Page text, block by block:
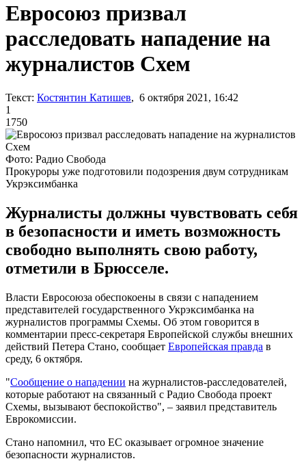
Евросоюз призвал
расследовать нападение на
журналистов Схем
Текст: Костянтин Катишев, 6 октября 2021, 16:42
1
1750
Фото: Радио Свобода
Прокуроры уже подготовили подозрения двум сотрудникам
Укрэксимбанка
Журналисты должны чувствовать себя
в безопасности и иметь возможность
свободно выполнять свою работу,
отметили в Брюсселе.
Власти Евросоюза обеспокоены в связи с нападением
представителей государственного Укрэксимбанка на
журналистов программы Схемы. Об этом говорится в
комментарии пресс-секретаря Европейской службы внешних
действий Петера Стано, сообщает Европейская правда в
среду, 6 октября.
"Сообщение о нападении на журналистов-расследователей,
которые работают на связанный с Радио Свобода проект
Схемы, вызывают беспокойство", – заявил представитель
Еврокомиссии.
Стано напомнил, что ЕС оказывает огромное значение
безопасности журналистов.